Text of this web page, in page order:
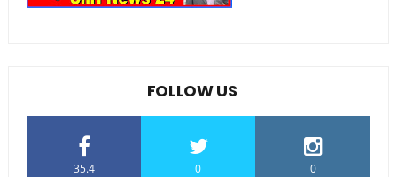
FOLLOW US
35.4 0 0